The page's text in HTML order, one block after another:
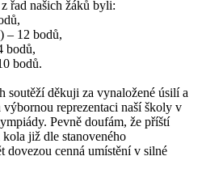
řad našich žáků byli:
– 12 bodů,
bodů,
bodů.
soutěží děkuji za vynaložené úsilí a
reprezentaci naší školy v
Pevně doufám, že příští
již dle stanoveného
dovezou cenná umístění v silné